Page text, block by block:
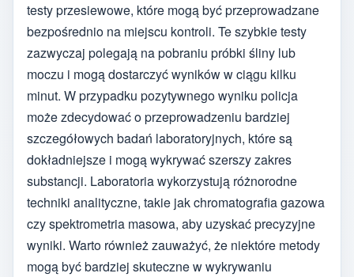
testy przesiewowe, które mogą być przeprowadzane
bezpośrednio na miejscu kontroli. Te szybkie testy
zazwyczaj polegają na pobraniu próbki śliny lub
moczu i mogą dostarczyć wyników w ciągu kilku
minut. W przypadku pozytywnego wyniku policja
może zdecydować o przeprowadzeniu bardziej
szczegółowych badań laboratoryjnych, które są
dokładniejsze i mogą wykrywać szerszy zakres
substancji. Laboratoria wykorzystują różnorodne
techniki analityczne, takie jak chromatografia gazowa
czy spektrometria masowa, aby uzyskać precyzyjne
wyniki. Warto również zauważyć, że niektóre metody
mogą być bardziej skuteczne w wykrywaniu